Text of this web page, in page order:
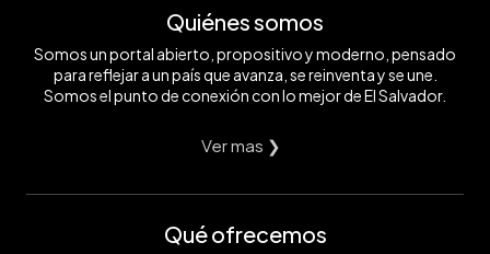
Quiénes somos
Somos un portal abierto, propositivo y moderno, pensado
para reflejar a un país que avanza, se reinventa y se une.
Somos el punto de conexión con lo mejor de El Salvador.
Ver mas ❯
Qué ofrecemos